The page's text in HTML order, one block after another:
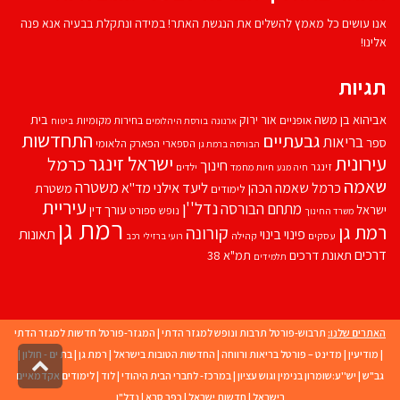
אנו עושים כל מאמץ להשלים את הנגשת האתר! במידה ונתקלת בבעיה אנא פנה
אלינו!
תגיות
אביהוא בן משהאופניים אור ירוק ארנונה בורסת היהלומים בחירות מקומיות ביטוח בית
ספרבריאותגבעתיים הבורסה ברמת גן הספארי הפארק הלאומי התחדשות
עירוניתזינגר חיה מנע חיות מחמד חינוך ילדים ישראל זינגרכרמל
שאמה כרמל שאמה הכהן לימודים ליעד אילנימד''אמשטרה משטרת
ישראל משרד החינוך מתחם הבורסהנדל''ן נופש ספורט עורך דין עיריית
רמת גן עסקים פינוי בינוי קהילה קורונה רועי ברזילי רכב רמת גן תאונות
דרכים תאונת דרכים תלמידים תמ"א 38
האתרים שלנו: תרבוש-פורטל תרבות ונופש למגזר הדתי | המגזר-פורטל חדשות למגזר הדתי
| מודיעין | מדינט – פורטל בריאות ורווחה | החדשות הטובות בישראל | רמת גן |בת ים - חולון |
גב"ש | יש''ע:שומרון בנימין וגוש עציון |במרכז- לחברי הבית היהודי |לוד |לימודים אקדמאיים
בישראל | חדשות ישראל | כפר סבא | נדל"ן